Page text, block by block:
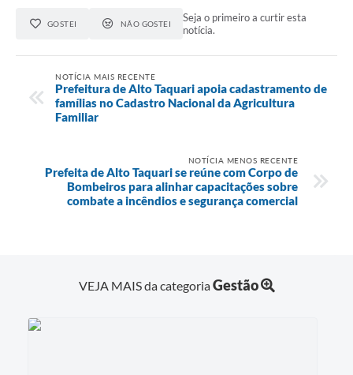
GOSTEI NÃO GOSTEI
Seja o primeiro a curtir esta
notícia.
NOTÍCIA MAIS RECENTE
Prefeitura de Alto Taquari apoia cadastramento de
famílias no Cadastro Nacional da Agricultura
Familiar
NOTÍCIA MENOS RECENTE
Prefeita de Alto Taquari se reúne com Corpo de
Bombeiros para alinhar capacitações sobre
combate a incêndios e segurança comercial
VEJA MAIS da categoriaGestão